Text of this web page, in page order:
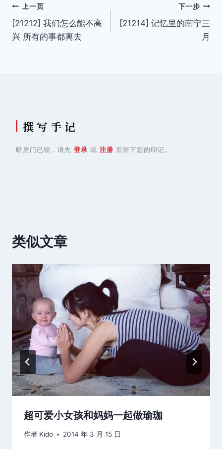
文
章
上一页
[21212] 我们怎么能不高
兴 所有的事都离去
下一步
[21214] 记忆里的南宁三
月
撰 写 手 记
暗房门已锁，请先 登录 或 注册 后留下您的印记。
类似文章
超可爱小女孩和妈妈一起做瑜珈
作者 Kido 2014 年 3 月 15 日